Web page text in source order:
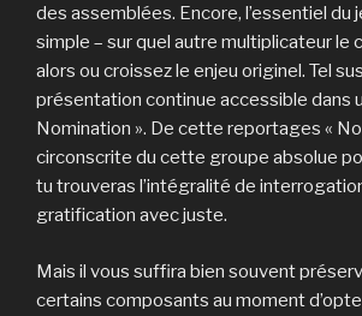
des assemblées. Encore, l’essentiel du
simple – sur quel autre multiplicateur le
alors ou croissez le enjeu originel. Tel
présentation continue accessible dans
Nomination ». De cette reportages «
circonscrite du cette groupe absolue
tu trouveras l’intégralité de
gratification avec juste.
Mais il vous suffira bien souvent
certains composants au moment